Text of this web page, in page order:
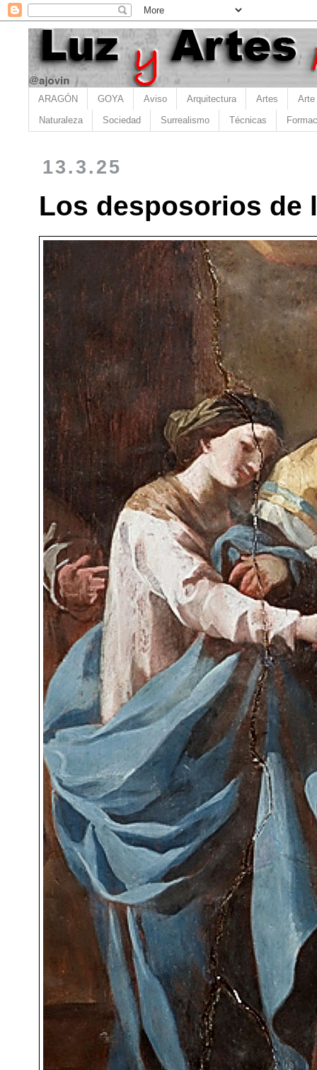
ARAGÓN GOYA Aviso Arquitectura Artes Arte
Naturaleza Sociedad Surrealismo Técnicas
13.3.25
Los desposorios de